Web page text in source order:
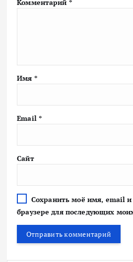
Комментарий *
Имя *
Email *
Сайт
Сохранить моё имя, email и
браузере для последующих